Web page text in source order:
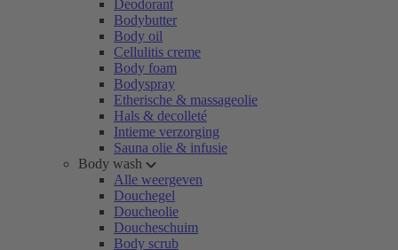
Deodorant
Bodybutter
Body oil
Cellulitis creme
Body foam
Bodyspray
Etherische & massageolie
Hals & decolleté
Intieme verzorging
Sauna olie & infusie
Body wash
Alle weergeven
Douchegel
Doucheolie
Doucheschuim
Body scrub